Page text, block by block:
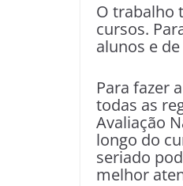
O trabalho
cursos.
alunos e
Para fazer
todas as
Avaliação
longo do
seriado
melhor